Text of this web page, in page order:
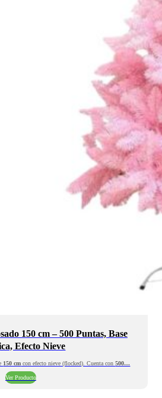
150 cm – 500 Puntas, Base
Efecto Nieve
150 cm con efecto nieve (flocked). Cuenta con500…
Ver Producto